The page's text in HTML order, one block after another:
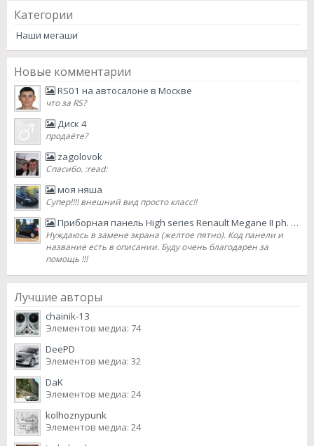
Категории
Наши мегаши
Новые комментарии
RS01 на автосалоне в Москве
что за RS?
Диск 4
продаёте?
zagolovok
Спасибо. :read:
моя няша
Супер!!!! внешний вид просто класс!!
Приборная панель High series Renault Megane II ph. 2 2007 lifting
Нуждаюсь в замене экрана (желтое пятно). Код панели и
название есть в описании. Буду очень благодарен за
помощь !!!
Лучшие авторы
chainik-13
Элементов медиа: 74
DeePD
Элементов медиа: 32
DaK
Элементов медиа: 24
kolhoznypunk
Элементов медиа: 24